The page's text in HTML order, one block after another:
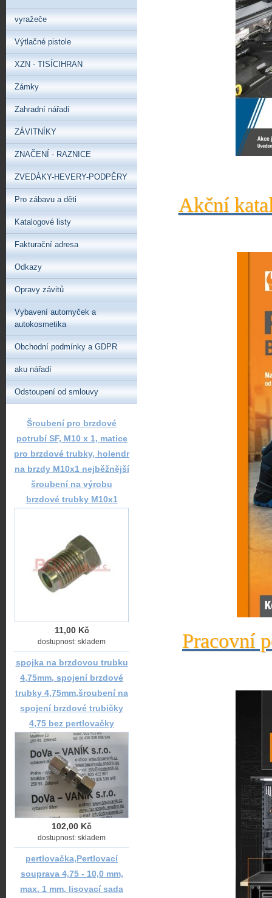
Akční
Pracovní
vyražeče
Výtlačné pistole
XZN - TISÍCIHRAN
Zámky
Zahradní nářadí
ZÁVITNÍKY
ZNAČENÍ - RAZNICE
ZVEDÁKY-HEVERY-PODPĚRY
Pro zábavu a děti
Katalogové listy
Fakturační adresa
Odkazy
Opravy závitů
Vybavení automyček a
autokosmetika
Obchodní podmínky a GDPR
aku nářadí
Odstoupení od smlouvy
Šroubení pro brzdové
potrubí SF, M10 x 1, matice
pro brzdové trubky, holendr
na brzdy M10x1 nejběžnější
šroubení na výrobu
brzdové trubky M10x1
11,00 Kč
dostupnost: skladem
spojka na brzdovou trubku
4,75mm, spojení brzdové
trubky 4,75mm,šroubení na
spojení brzdové trubičky
4,75 bez pertlovačky
102,00 Kč
dostupnost: skladem
pertlovačka,Pertlovací
souprava 4,75 - 10,0 mm,
max. 1 mm, lisovací sada